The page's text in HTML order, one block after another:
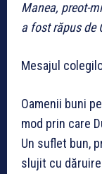
Manea, preot-
a fost răpus de
Mesajul
Oamenii buni
mod prin care
Un suflet bun,
slujit cu